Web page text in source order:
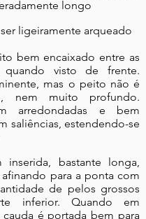
longo
ligeiramente arqueado
bem encaixado entre as
quando visto de frente.
mas o peito não é
nem muito profundo.
arredondadas e bem
saliências, estendendo-se
inserida, bastante longa,
para a ponta com
de pelos grossos
inferior. Quando em
é portada bem para